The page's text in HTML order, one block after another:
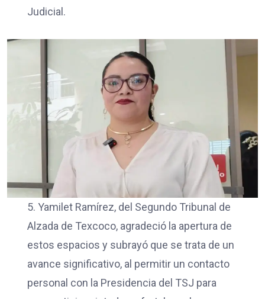
Judicial.
5. Yamilet Ramírez, del Segundo Tribunal de
Alzada de Texcoco, agradeció la apertura de
estos espacios y subrayó que se trata de un
avance significativo, al permitir un contacto
personal con la Presidencia del TSJ para